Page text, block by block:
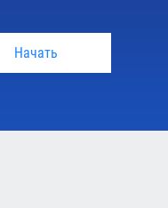
Начать